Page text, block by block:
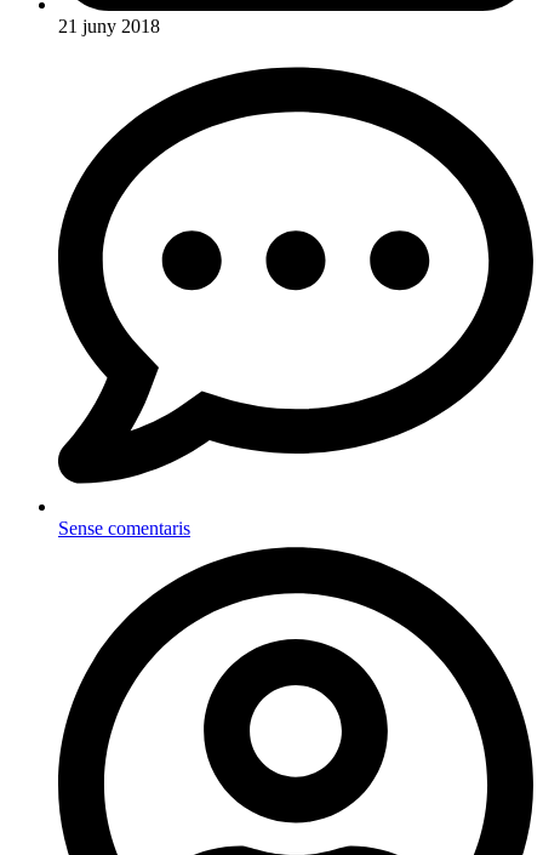
21 juny 2018
Sense comentaris